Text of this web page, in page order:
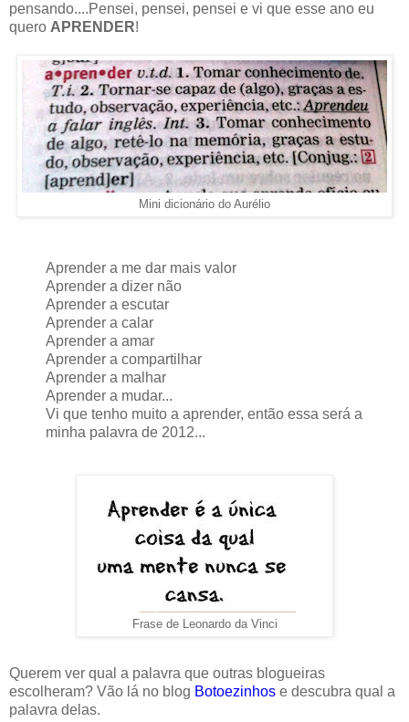
pensando....Pensei, pensei, pensei e vi que esse ano eu
quero APRENDER!
Mini dicionário do Aurélio
Aprender a me dar mais valor
Aprender a dizer não
Aprender a escutar
Aprender a calar
Aprender a amar
Aprender a compartilhar
Aprender a malhar
Aprender a mudar...
Vi que tenho muito a aprender, então essa será a
minha palavra de 2012...
Frase de Leonardo da Vinci
Querem ver qual a palavra que outras blogueiras
escolheram? Vão lá no blog Botoezinhos e descubra qual a
palavra delas.